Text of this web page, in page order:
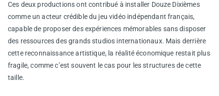
Ces deux productions ont contribué à installer Douze Dixièmes
comme un acteur crédible du jeu vidéo indépendant français,
capable de proposer des expériences mémorables sans disposer
des ressources des grands studios internationaux. Mais derrière
cette reconnaissance artistique, la réalité économique restait plus
fragile, comme c’est souvent le cas pour les structures de cette
taille.